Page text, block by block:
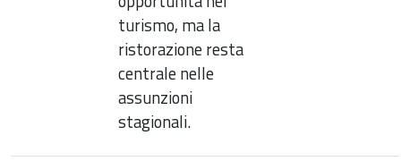
turismo, ma la
ristorazione resta
centrale nelle
assunzioni
stagionali.